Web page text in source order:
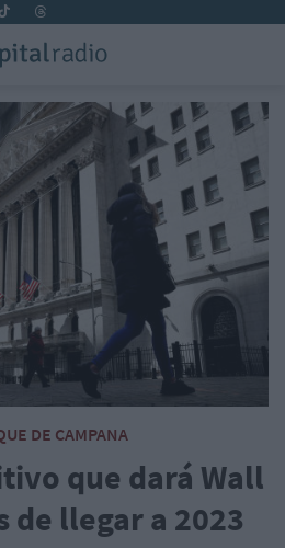
DE CAMPANA
que dará Wall
de llegar a 2023